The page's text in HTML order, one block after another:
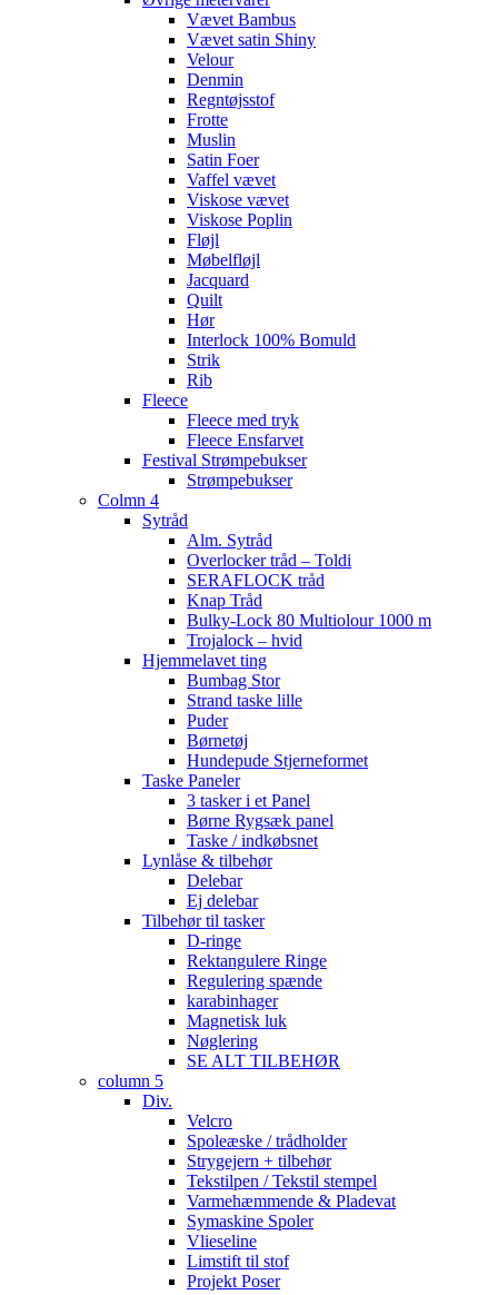
Vævet Bambus
Vævet satin Shiny
Velour
Denmin
Regntøjsstof
Frotte
Muslin
Satin Foer
Vaffel vævet
Viskose vævet
Viskose Poplin
Fløjl
Møbelfløjl
Jacquard
Quilt
Hør
Interlock 100% Bomuld
Strik
Rib
Fleece
Fleece med tryk
Fleece Ensfarvet
Festival Strømpebukser
Strømpebukser
Colmn 4
Sytråd
Alm. Sytråd
Overlocker tråd – Toldi
SERAFLOCK tråd
Knap Tråd
Bulky-Lock 80 Multiolour 1000 m
Trojalock – hvid
Hjemmelavet ting
Bumbag Stor
Strand taske lille
Puder
Børnetøj
Hundepude Stjerneformet
Taske Paneler
3 tasker i et Panel
Børne Rygsæk panel
Taske / indkøbsnet
Lynlåse & tilbehør
Delebar
Ej delebar
Tilbehør til tasker
D-ringe
Rektangulere Ringe
Regulering spænde
karabinhager
Magnetisk luk
Nøglering
SE ALT TILBEHØR
column 5
Div.
Velcro
Spoleæske / trådholder
Strygejern + tilbehør
Tekstilpen / Tekstil stempel
Varmehæmmende & Pladevat
Symaskine Spoler
Vlieseline
Limstift til stof
Projekt Poser